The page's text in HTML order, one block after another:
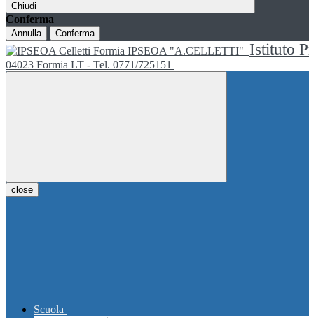
Chiudi
Conferma
Annulla Conferma
IPSEOA "A.CELLETTI" Istituto
04023 Formia LT - Tel. 0771/725151
close
Scuola